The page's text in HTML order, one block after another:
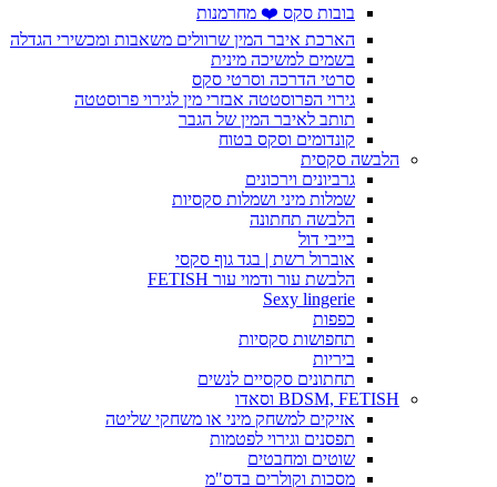
בובות סקס ❤️ מחרמנות
הארכת איבר המין שרוולים משאבות ומכשירי הגדלה
בשמים למשיכה מינית
סרטי הדרכה וסרטי סקס
גירוי הפרוסטטה אבזרי מין לגירוי פרוסטטה
תותב לאיבר המין של הגבר
קונדומים וסקס בטוח
הלבשה סקסית
גרביונים וירכונים
שמלות מיני ושמלות סקסיות
הלבשה תחתונה
בייבי דול
אוברול רשת | בגד גוף סקסי
הלבשת עור ודמוי עור FETISH
Sexy lingerie
כפפות
תחפושות סקסיות
ביריות
תחתונים סקסיים לנשים
BDSM, FETISH וסאדו
אזיקים למשחק מיני או משחקי שליטה
תפסנים וגירוי לפטמות
שוטים ומחבטים
מסכות וקולרים בדס"מ